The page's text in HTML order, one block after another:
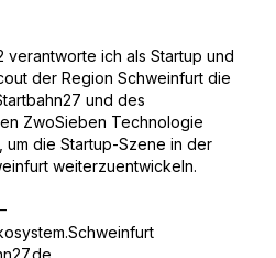
verantworte ich als Startup und
der Region Schweinfurt die
und des
ZwoSieben Technologie
um die Startup-Szene in der
weiterzuentwickeln.